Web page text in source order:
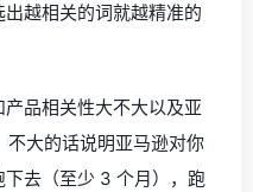
越相关的词就越精准的
品相关性大不大以及亚
大的话说明亚马逊对你
去（至少 3 个月），跑